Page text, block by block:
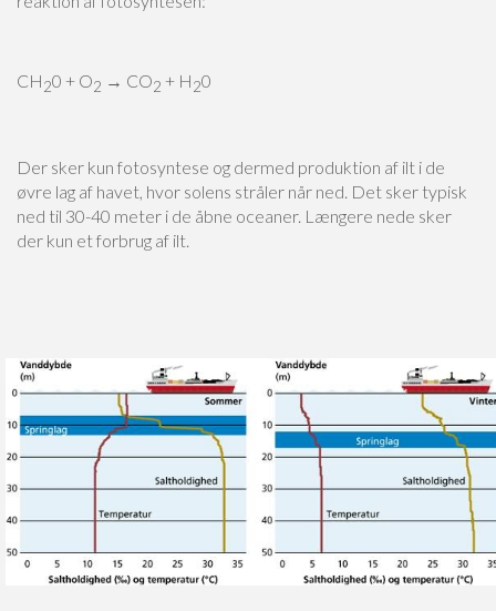
CH20 + O2 → CO2 + H20
Der sker kun fotosyntese og dermed produktion af ilt i de
øvre lag af havet, hvor solens stråler når ned. Det sker typisk
ned til 30-40 meter i de åbne oceaner. Længere nede sker
der kun et forbrug af ilt.